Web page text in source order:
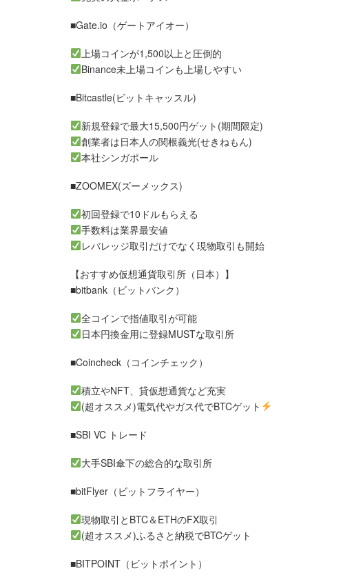
■Gate.io（ゲートアイオー）
上場コインが1,500以上と圧倒的
Binance未上場コインも上場しやすい
■Bitcastle(ビットキャッスル)
新規登録で最大15,500円ゲット(期間限定)
創業者は日本人の関根義光(せきねもん)
本社シンガポール
■ZOOMEX(ズーメックス)
初回登録で10ドルもらえる
手数料は業界最安値
レバレッジ取引だけでなく現物取引も開始
【おすすめ仮想通貨取引所（日本）】
■bitbank（ビットバンク）
全コインで指値取引が可能
日本円換金用に登録MUSTな取引所
■Coincheck（コインチェック）
積立やNFT、貸仮想通貨など充実
(超オススメ)電気代やガス代でBTCゲット
■SBI VC トレード
大手SBI傘下の総合的な取引所
■bitFlyer（ビットフライヤー）
現物取引とBTC＆ETHのFX取引
(超オススメ)ふるさと納税でBTCゲット
■BITPOINT（ビットポイント）